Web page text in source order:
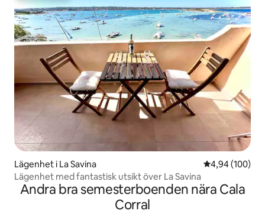
Lägenhet i La Savina 4,94 av 5 i
4,94 (100)
Lägenhet med fantastisk utsikt över La Savina
Andra bra semesterboenden nära Cala
Corral